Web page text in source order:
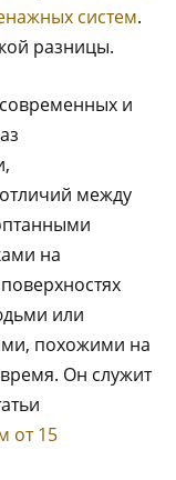
систем.
разницы.
и
между
на
или
похожими на
Он служит
от 15